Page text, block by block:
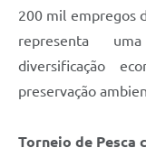
200 mil empregos
representa
diversificação
preservação
Torneio de Pesca